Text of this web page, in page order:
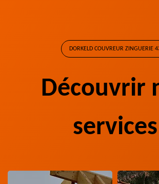
DORKELD COUVREUR ZINGUERIE
Découvrir
services